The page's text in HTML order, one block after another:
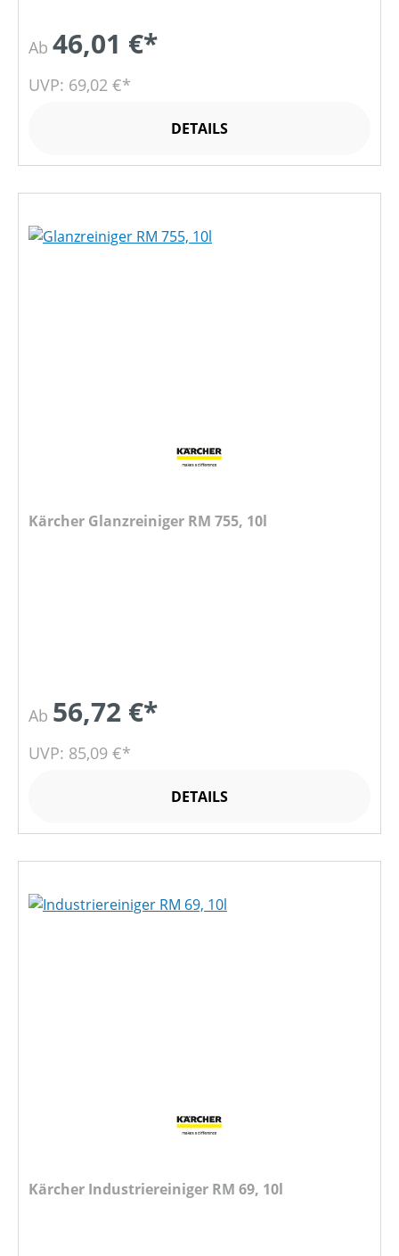
Ab 46,01 €*
UVP: 69,02 €*
DETAILS
Kärcher Glanzreiniger RM 755, 10l
Ab 56,72 €*
UVP: 85,09 €*
DETAILS
Kärcher Industriereiniger RM 69, 10l